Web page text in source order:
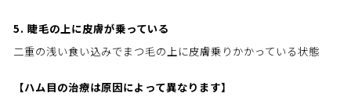
5. 睫毛の上に皮膚が乗っている
二重の浅い食い込みでまつ毛の上に皮膚乗りかかっている状態
【ハム目の治療は原因によって異なります】